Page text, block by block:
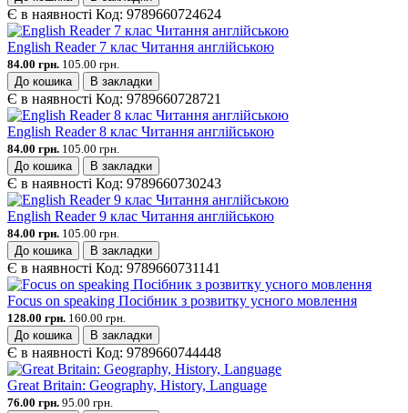
Є в наявності Код: 9789660724624
English Reader 7 клас Читання англійською
84.00 грн. 105.00 грн.
До кошика
В закладки
Є в наявності Код: 9789660728721
English Reader 8 клас Читання англійською
84.00 грн. 105.00 грн.
До кошика
В закладки
Є в наявності Код: 9789660730243
English Reader 9 клас Читання англійською
84.00 грн. 105.00 грн.
До кошика
В закладки
Є в наявності Код: 9789660731141
Focus on speaking Посібник з розвитку усного мовлення
128.00 грн. 160.00 грн.
До кошика
В закладки
Є в наявності Код: 9789660744448
Great Britain: Geography, History, Language
76.00 грн. 95.00 грн.